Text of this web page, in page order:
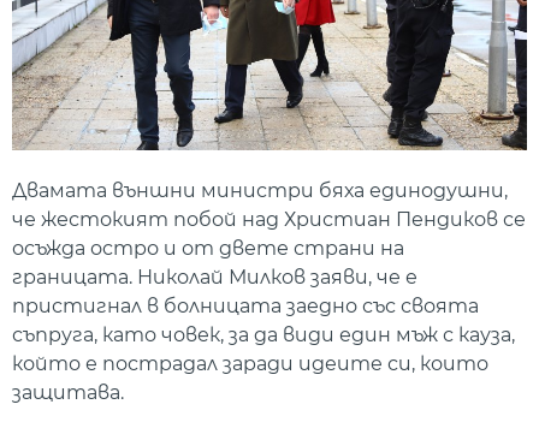
Двамата външни министри бяха единодушни,
че жестокият побой над Христиан Пендиков се
осъжда остро и от двете страни на
границата. Николай Милков заяви, че е
пристигнал в болницата заедно със своята
съпруга, като човек, за да види един мъж с кауза,
който е пострадал заради идеите си, които
защитава.